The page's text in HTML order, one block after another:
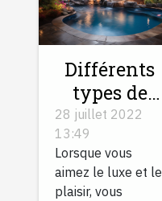
Différents
types de
margelles
piscine et
comment
poser
28 juillet 2022
13:49
Lorsque vous
aimez le luxe et le
plaisir, vous